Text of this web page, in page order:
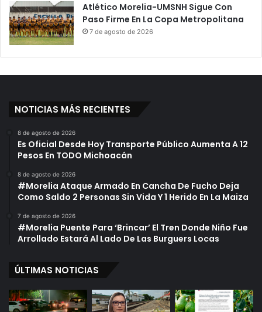
Atlético Morelia-UMSNH Sigue Con
Paso Firme En La Copa Metropolitana
7 de agosto de 2026
NOTICIAS MÁS RECIENTES
8 de agosto de 2026
Es Oficial Desde Hoy Transporte Público Aumenta A 12
Pesos En TODO Michoacán
8 de agosto de 2026
#Morelia Ataque Armado En Cancha De Fucho Deja
Como Saldo 2 Personas Sin Vida Y 1 Herido En La Maiza
7 de agosto de 2026
#Morelia Puente Para ‘Brincar’ El Tren Donde Niño Fue
Arrollado Estará Al Lado De Las Burguers Locas
ÚLTIMAS NOTICIAS